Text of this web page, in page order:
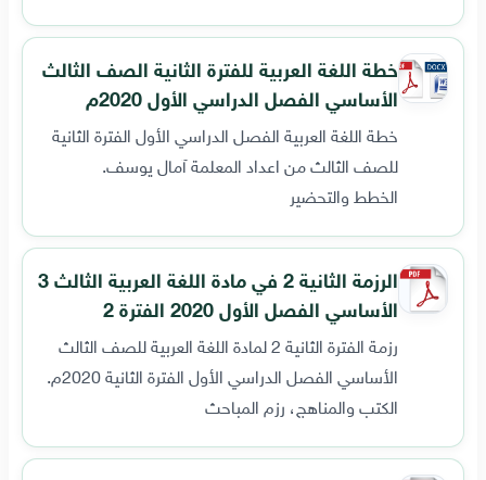
خطة اللغة العربية للفترة الثانية الصف الثالث
الأساسي الفصل الدراسي الأول 2020م
خطة اللغة العربية الفصل الدراسي الأول الفترة الثانية
للصف الثالث من اعداد المعلمة آمال يوسف.
الخطط والتحضير
الرزمة الثانية 2 في مادة اللغة العربية الثالث 3
الأساسي الفصل الأول 2020 الفترة 2
رزمة الفترة الثانية 2 لمادة اللغة العربية للصف الثالث
الأساسي الفصل الدراسي الأول الفترة الثانية 2020م.
الكتب والمناهج، رزم المباحث